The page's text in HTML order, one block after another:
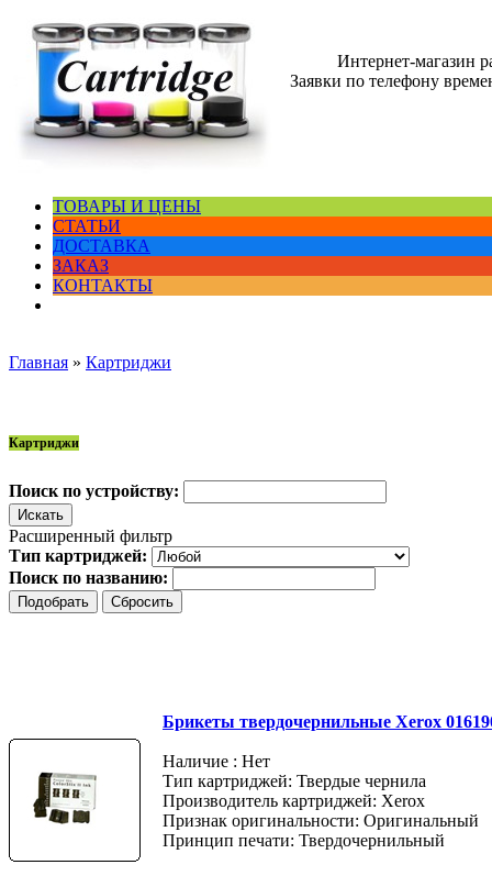
Интернет-магазин
Заявки по телефону
ТОВАРЫ И ЦЕНЫ
СТАТЬИ
ДОСТАВКА
ЗАКАЗ
КОНТАКТЫ
Главная » Картриджи
Картриджи
Поиск по устройству:
Расширенный фильтр
Тип картриджей:
Поиск по названию:
Брикеты твердочернильные Xerox
Наличие : Нет
Тип картриджей: Твердые чернила
Производитель картриджей: Xerox
Признак оригинальности: Оригинальный
Принцип печати: Твердочернильный